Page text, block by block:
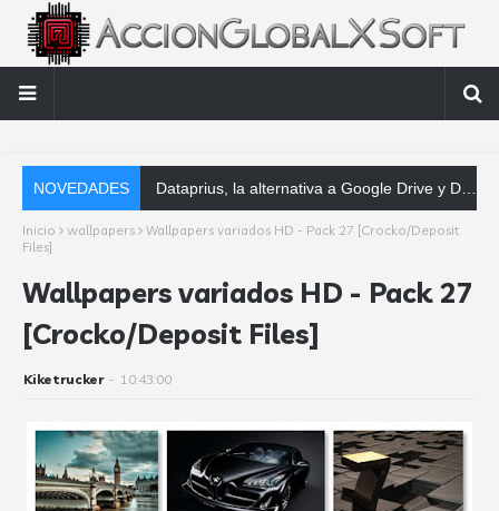
NOVEDADES Dataprius, la alternativa a Google Drive y Dropbox que las empresas deberían conocer
Inicio wallpapers
Wallpapers variados HD - Pack 27 [Crocko/Deposit
Files]
Wallpapers variados HD - Pack 27
[Crocko/Deposit Files]
Kiketrucker - 10:43:00